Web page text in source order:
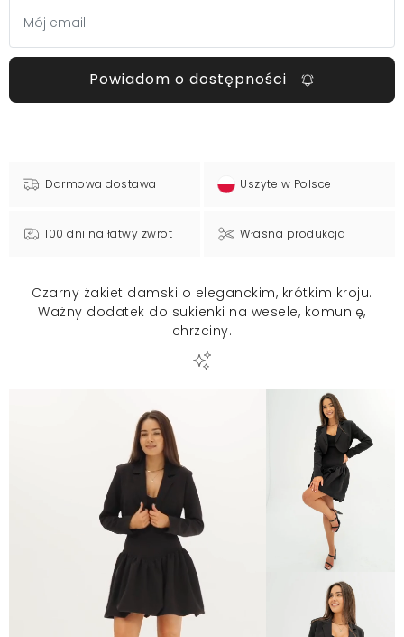
Powiadom o dostępności
Darmowa dostawa Uszyte w Polsce
100 dni na łatwy zwrot Własna produkcja
Czarny żakiet damski o eleganckim, krótkim kroju.
Ważny dodatek do sukienki na wesele, komunię,
chrzciny.